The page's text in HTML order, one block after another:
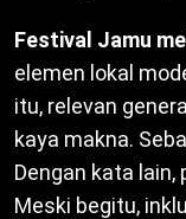
Festival Jamu
elemen lokal
itu, relevan
kaya makna.
Dengan kata lain,
Meski begitu,